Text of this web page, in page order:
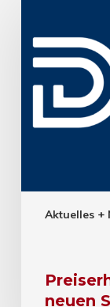
Aktuelles +
neuen